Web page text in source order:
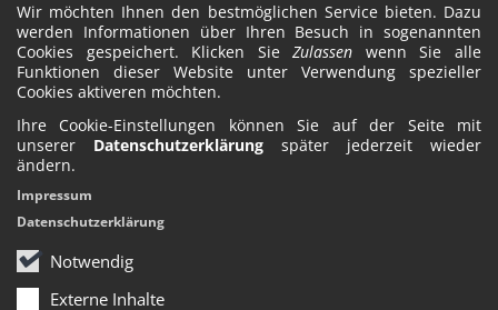
Wir möchten Ihnen den bestmöglichen Service bieten. Dazu
werden Informationen über Ihren Besuch in sogenannten
Cookies gespeichert. Klicken SieZulassen wenn Sie alle
Funktionen dieser Website unter Verwendung spezieller
Cookies aktiveren möchten.
Ihre Cookie-Einstellungen können Sie auf der Seite mit
unserer Datenschutzerklärung später jederzeit wieder
ändern.
Notwendig
Externe Inhalte
Impressum
Datenschutzerklärung